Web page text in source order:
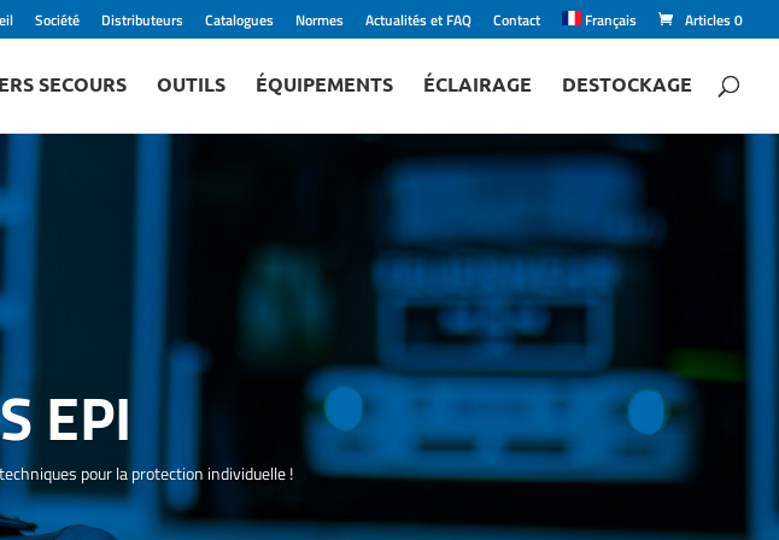
Société Distributeurs Catalogues Normes Actualités et FAQ Contact Français Articles 0
SECOURS OUTILS ÉQUIPEMENTS ÉCLAIRAGE DESTOCKAGE
EPI
pour la protection individuelle !